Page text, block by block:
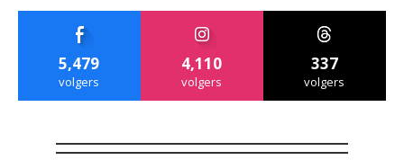
5,479
volgers
4,110
volgers
337
volgers